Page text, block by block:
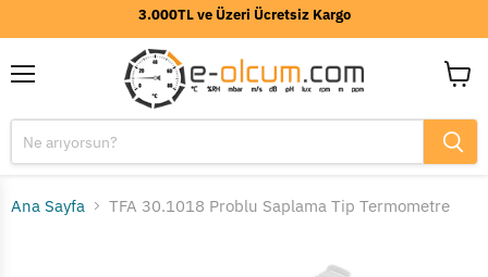
3.000TL ve Üzeri Ücretsiz Kargo
Ana Sayfa TFA 30.1018 Problu Saplama Tip Termometre